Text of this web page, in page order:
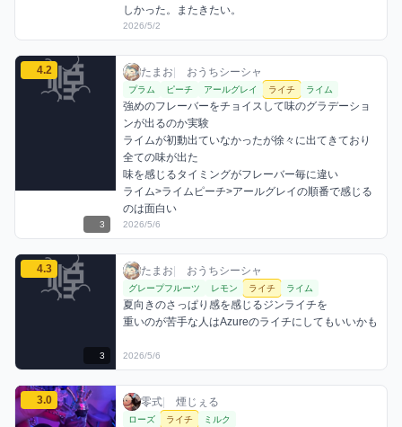
しかった。またきたい。
2026/5/2
たまおのライチミックスを見る
4.2
3
たまお / おうちシーシャ / 2026年5月6日
たまお おうちシーシャ
利用フレーバー
プラム ピーチ アールグレイ ライチ ライム
コメント
強めのフレーバーをチョイスして味のグラデーショ
ンが出るのか実験
ライムが初動出ていなかったが徐々に出てきており
全ての味が出た
味を感じるタイミングがフレーバー毎に違い
ライム>ライムピーチ>アールグレイの順番で感じる
のは面白い
評価
2026/5/6
たまおのライチミックスを見る
4.3
3
たまお / おうちシーシャ / 2026年5月6日
たまお おうちシーシャ
利用フレーバー
グレープフルーツ レモン ライチ ライム
コメント
夏向きのさっぱり感を感じるジンライチを
重いのが苦手な人はAzureのライチにしてもいいかも
評価
2026/5/6
零式のライチミックスを見る
3.0 零式 / お店シーシャ / 2026年5月27日
零式 煙じぇる
利用フレーバー
ローズ ライチ ミルク
コメント
評価